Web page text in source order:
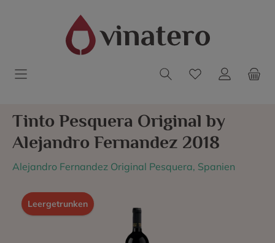
Tinto Pesquera Original by
Alejandro Fernandez 2018
Alejandro Fernandez Original Pesquera, Spanien
Leergetrunken